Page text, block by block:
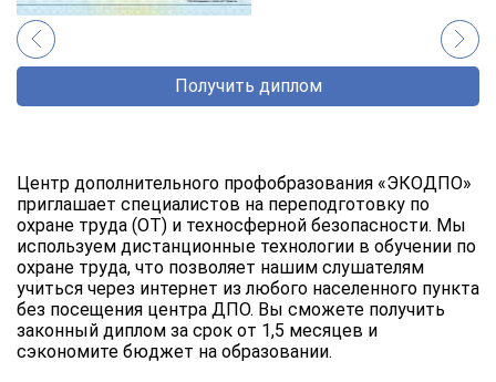
Получить диплом
Центр дополнительного профобразования «ЭКОДПО»
приглашает специалистов на переподготовку по
охране труда (ОТ) и техносферной безопасности. Мы
используем дистанционные технологии в обучении по
охране труда, что позволяет нашим слушателям
учиться через интернет из любого населенного пункта
без посещения центра ДПО. Вы сможете получить
законный диплом за срок от 1,5 месяцев и
сэкономите бюджет на образовании.